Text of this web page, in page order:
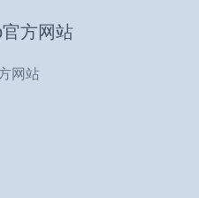
括合同起草、审批、签订、履约、
方网站
网站